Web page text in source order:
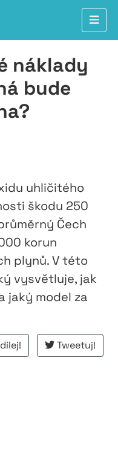
náklady
bude
uhličitého
škodu 250
Čech
korun
plynů. V této
vysvětluje, jak
jaký model za
Tweetuj!